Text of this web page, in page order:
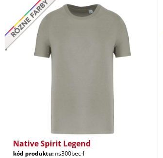
Native Spirit Legend
kód produktu: ns300bec-l